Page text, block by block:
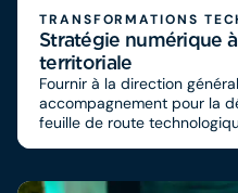
TRANSFORMATIONS
Stratégie numérique
territoriale
Fournir à la direction
accompagnement pour la
feuille de route